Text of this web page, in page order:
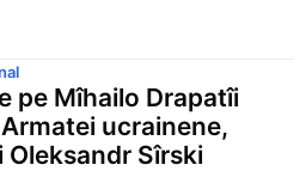
pe Mîhailo Drapatîi
ucrainene,
Oleksandr Sîrski